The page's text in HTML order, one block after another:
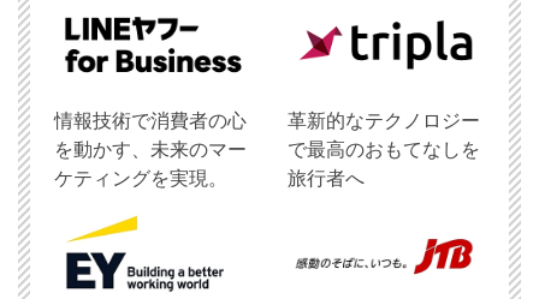
情報技術で消費者の心
を動かす、未来のマー
ケティングを実現。
革新的なテクノロジー
で最高のおもてなしを
旅行者へ